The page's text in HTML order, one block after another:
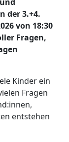
der 3.+4.
von 18:30
Fragen,
Kinder ein
Fragen
entstehen